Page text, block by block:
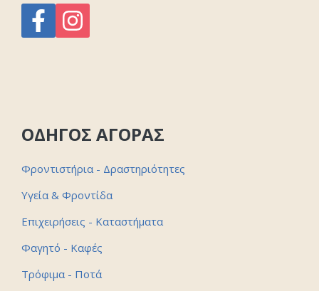
ΟΔΗΓΟΣ ΑΓΟΡΑΣ
Φροντιστήρια - Δραστηριότητες
Υγεία & Φροντίδα
Επιχειρήσεις - Καταστήματα
Φαγητό - Καφές
Τρόφιμα - Ποτά